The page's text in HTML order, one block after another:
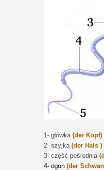
1- główka (der Kopf)
2- szyjka (der Hals )
3- część pośrednia
4- ogon (der